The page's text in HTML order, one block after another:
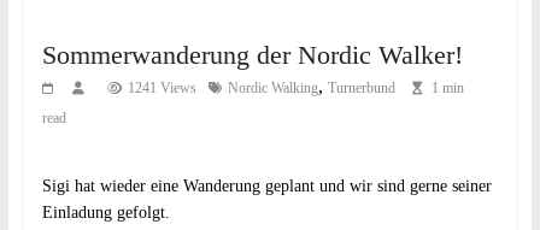
Sommerwanderung der Nordic Walker!
1241 Views Nordic Walking, Turnerbund
1 min
read
Sigi hat wieder eine Wanderung geplant und wir sind gerne seiner
Einladung gefolgt.